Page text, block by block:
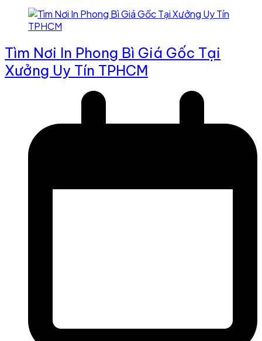
Tìm Nơi In Phong Bì Giá Gốc Tại
Xưởng Uy Tín TPHCM